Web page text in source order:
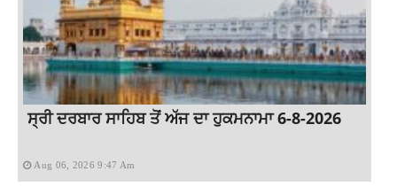
ਸ੍ਰੀ ਦਰਬਾਰ ਸਾਹਿਬ ਤੋਂ ਅੱਜ ਦਾ ਹੁਕਮਨਾਮਾ 6-8-2026
Aug 06, 2026 9:47 Am